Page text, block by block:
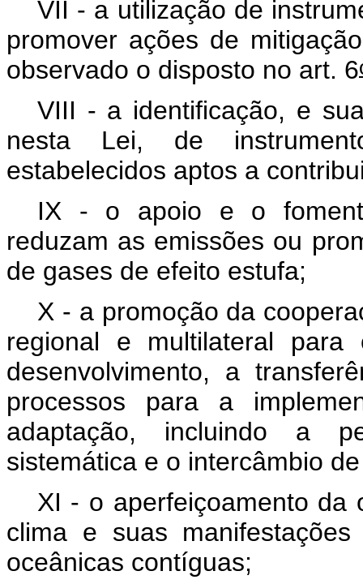
VII - a utilização de
promover ações de
observado o disposto no art. 6
VIII - a identificação, e
nesta Lei, de
estabelecidos aptos a
IX - o apoio e o
reduzam as emissões ou
de gases de efeito estufa;
X - a promoção da
regional e multilateral para
desenvolvimento, a
processos para a
adaptação, incluindo a
sistemática e o intercâmbio
XI - o aperfeiçoamento da
clima e suas
oceânicas contíguas;